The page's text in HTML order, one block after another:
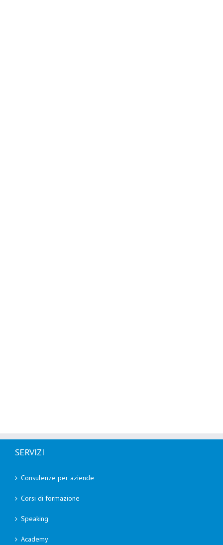
SERVIZI
Consulenze per aziende
Corsi di formazione
Speaking
Academy